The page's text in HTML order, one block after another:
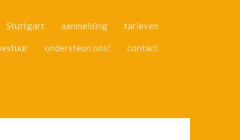
Stuttgart aanmelding
tarieven
ondersteun ons! contact